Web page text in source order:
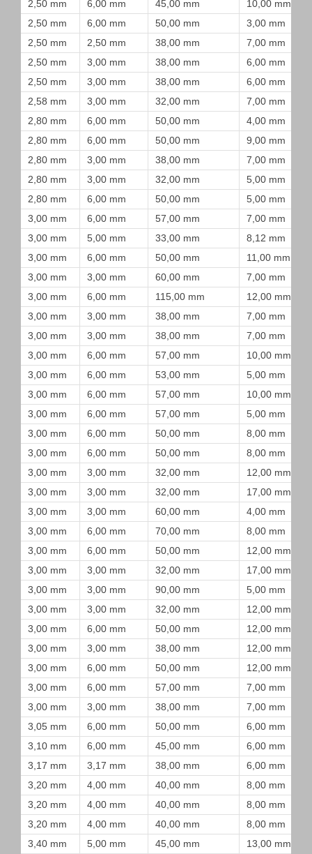
2,50 mm
6,00 mm 45,00 mm
10,00 mm
2,50 mm
6,00 mm 50,00 mm
3,00 mm
2,50 mm
2,50 mm 38,00 mm
7,00 mm
2,50 mm
3,00 mm 38,00 mm
6,00 mm
2,50 mm
3,00 mm 38,00 mm
6,00 mm
2,58 mm
3,00 mm 32,00 mm
7,00 mm
2,80 mm
6,00 mm 50,00 mm
4,00 mm
2,80 mm
6,00 mm 50,00 mm
9,00 mm
2,80 mm
3,00 mm 38,00 mm
7,00 mm
2,80 mm
3,00 mm 32,00 mm
5,00 mm
2,80 mm
6,00 mm 50,00 mm
5,00 mm
3,00 mm
6,00 mm 57,00 mm
7,00 mm
3,00 mm
5,00 mm 33,00 mm
8,12 mm
3,00 mm
6,00 mm 50,00 mm
11,00 mm
3,00 mm
3,00 mm 60,00 mm
7,00 mm
3,00 mm
6,00 mm 115,00 mm
12,00 mm
3,00 mm
3,00 mm 38,00 mm
7,00 mm
3,00 mm
3,00 mm 38,00 mm
7,00 mm
3,00 mm
6,00 mm 57,00 mm
10,00 mm
3,00 mm
6,00 mm 53,00 mm
5,00 mm
3,00 mm
6,00 mm 57,00 mm
10,00 mm
3,00 mm
6,00 mm 57,00 mm
5,00 mm
3,00 mm
6,00 mm 50,00 mm
8,00 mm
3,00 mm
6,00 mm 50,00 mm
8,00 mm
3,00 mm
3,00 mm 32,00 mm
12,00 mm
3,00 mm
3,00 mm 32,00 mm
17,00 mm
3,00 mm
3,00 mm 60,00 mm
4,00 mm
3,00 mm
6,00 mm 70,00 mm
8,00 mm
3,00 mm
6,00 mm 50,00 mm
12,00 mm
3,00 mm
3,00 mm 32,00 mm
17,00 mm
3,00 mm
3,00 mm 90,00 mm
5,00 mm
3,00 mm
3,00 mm 32,00 mm
12,00 mm
3,00 mm
6,00 mm 50,00 mm
12,00 mm
3,00 mm
3,00 mm 38,00 mm
12,00 mm
3,00 mm
6,00 mm 50,00 mm
12,00 mm
3,00 mm
6,00 mm 57,00 mm
7,00 mm
3,00 mm
3,00 mm 38,00 mm
7,00 mm
3,05 mm
6,00 mm 50,00 mm
6,00 mm
3,10 mm
6,00 mm 45,00 mm
6,00 mm
3,17 mm
3,17 mm 38,00 mm
6,00 mm
3,20 mm
4,00 mm 40,00 mm
8,00 mm
3,20 mm
4,00 mm 40,00 mm
8,00 mm
3,20 mm
4,00 mm 40,00 mm
8,00 mm
3,40 mm
5,00 mm 45,00 mm 13,00 mm